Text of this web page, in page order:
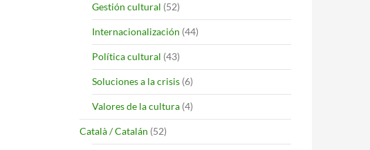
Gestión cultural (52)
Internacionalización (44)
Política cultural (43)
Soluciones a la crisis (6)
Valores de la cultura (4)
Català / Catalán (52)